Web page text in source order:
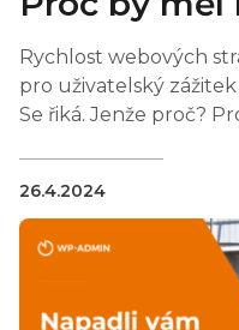
Rychlost webových
pro uživatelský
Se řiká. Jenže proč?
26.4.2024